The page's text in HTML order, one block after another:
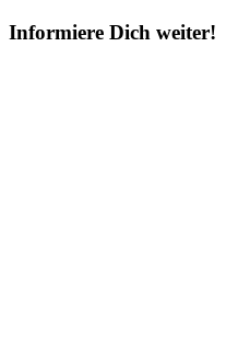
Informiere Dich weiter!